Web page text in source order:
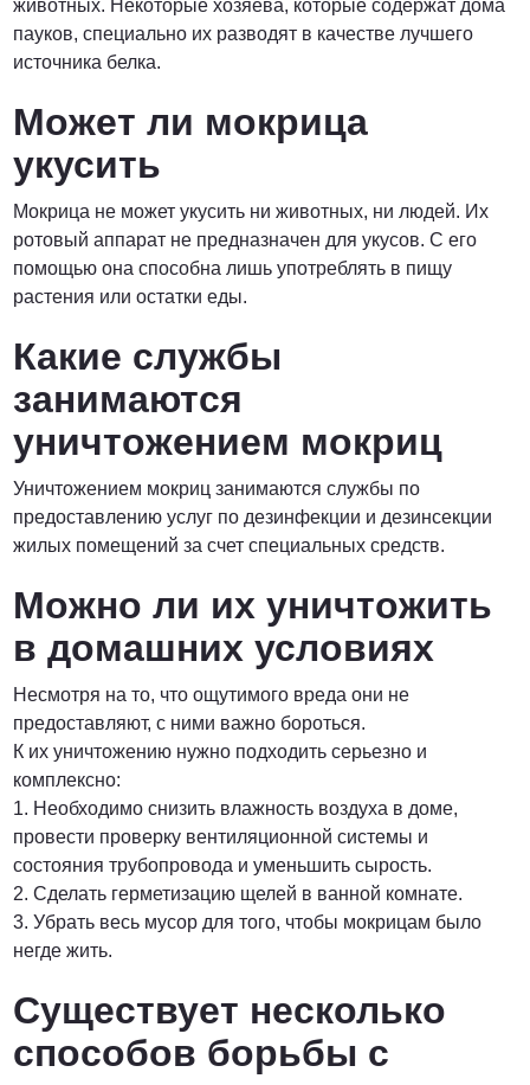
животных. Некоторые хозяева, которые содержат дома
пауков, специально их разводят в качестве лучшего
источника белка.
Может ли мокрица
укусить
Мокрица не может укусить ни животных, ни людей. Их
ротовый аппарат не предназначен для укусов. С его
помощью она способна лишь употреблять в пищу
растения или остатки еды.
Какие службы
занимаются
уничтожением мокриц
Уничтожением мокриц занимаются службы по
предоставлению услуг по дезинфекции и дезинсекции
жилых помещений за счет специальных средств.
Можно ли их уничтожить
в домашних условиях
Несмотря на то, что ощутимого вреда они не
предоставляют, с ними важно бороться.
К их уничтожению нужно подходить серьезно и
комплексно:
1. Необходимо снизить влажность воздуха в доме,
провести проверку вентиляционной системы и
состояния трубопровода и уменьшить сырость.
2. Сделать герметизацию щелей в ванной комнате.
3. Убрать весь мусор для того, чтобы мокрицам было
негде жить.
Существует несколько
способов борьбы с